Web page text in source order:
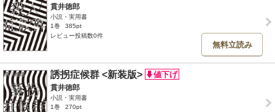
貫井徳郎
小説・実用書
1巻
385pt
レビュー投稿数0件
無料立読み
誘拐症候群 <新装版>
貫井徳郎
小説・実用書
1巻
270pt